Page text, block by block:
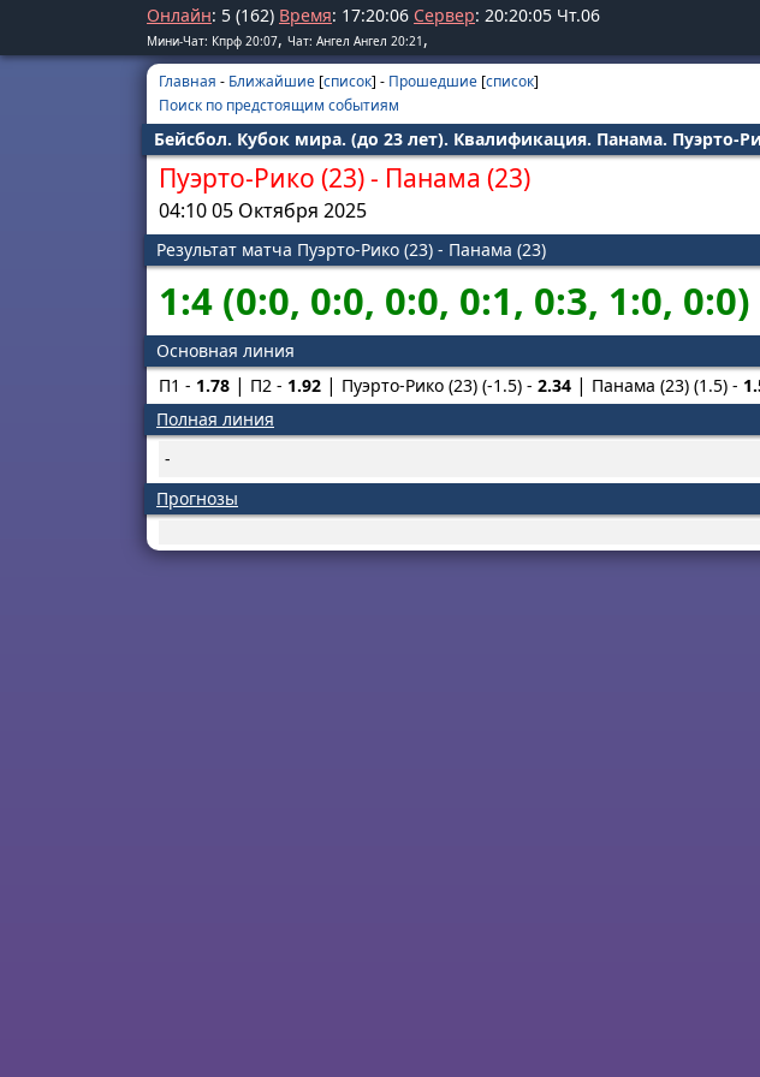
Онлайн: 5 (162) Время: 17:20:06 Сервер: 20:20:05 Чт.06
Мини-Чат: Кпрф 20:07, Чат: Ангел Ангел 20:21 ,
Главная - Ближайшие [список] - Прошедшие [список]
Поиск по предстоящим событиям
Бейсбол. Кубок мира. (до 23 лет). Квалификация. Панама. Пуэрто-
Пуэрто-Рико (23)- Панама (23)
04:10 05 Октября 2025
Результат матча Пуэрто-Рико (23) - Панама (23)
1:4 (0:0, 0:0, 0:0, 0:1, 0:3, 1:0, 0:0)
Основная линия
П1 - 1.78 П2 - 1.92 Пуэрто-Рико (23) (-1.5) - 2.34 Панама (23) (1.5) -
Полная линия
-
Прогнозы